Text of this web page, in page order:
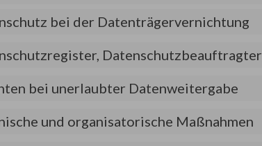
bei der Datenträgervernichtung
Datenschutzbeauftragter
bei unerlaubter Datenweitergabe
und organisatorische Maßnahmen